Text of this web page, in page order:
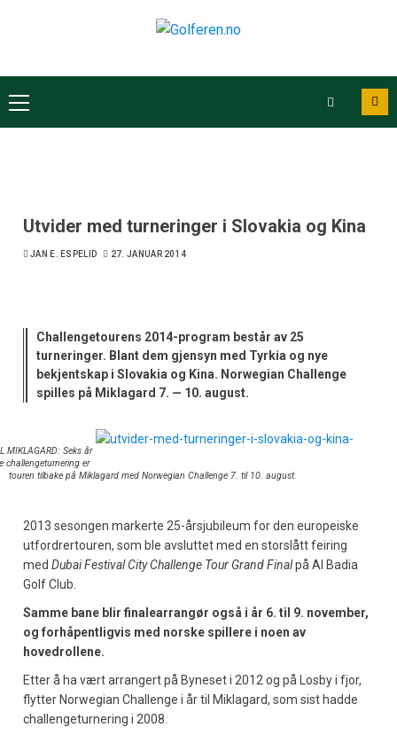
Utvider med turneringer i Slovakia og Kina
JAN E. ESPELID 27. JANUAR 2014
Challengetourens 2014-program består av 25
turneringer. Blant dem gjensyn med Tyrkia og nye
bekjentskap i Slovakia og Kina. Norwegian Challenge
spilles på Miklagard 7. — 10. august.
MIKLAGARD: Seks år
challengeturnering er
touren tilbake på Miklagard med Norwegian Challenge 7. til 10. august.
2013 sesongen markerte 25-årsjubileum for den europeiske
utfordrertouren, som ble avsluttet med en storslått feiring
med Dubai Festival City Challenge Tour Grand Finalpå Al Badia
Golf Club.
Samme bane blir finalearrangør også i år 6. til 9. november,
og forhåpentligvis med norske spillere i noen av
hovedrollene.
Etter å ha vært arrangert på Byneset i 2012 og på Losby i fjor,
flytter Norwegian Challenge i år til Miklagard, som sist hadde
challengeturnering i 2008.